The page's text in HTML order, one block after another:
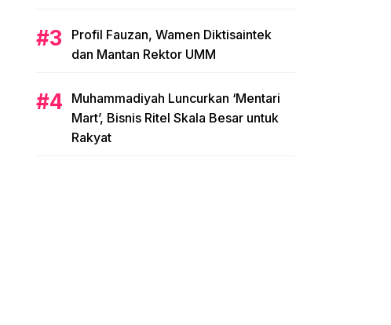
Profil Fauzan, Wamen Diktisaintek
dan Mantan Rektor UMM
Muhammadiyah Luncurkan ‘Mentari
Mart’, Bisnis Ritel Skala Besar untuk
Rakyat